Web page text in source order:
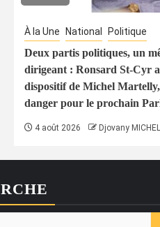
À la Une National Politique
Deux partis politiques, un
dirigeant : Ronsard St-Cyr
dispositif de Michel
danger pour le prochain
4 août 2026 Djovany MICHEL